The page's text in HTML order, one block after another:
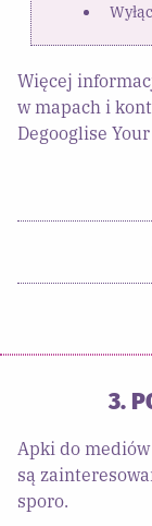
Więcej
w mapach i
Degooglise
3.
Apki do
są
sporo.